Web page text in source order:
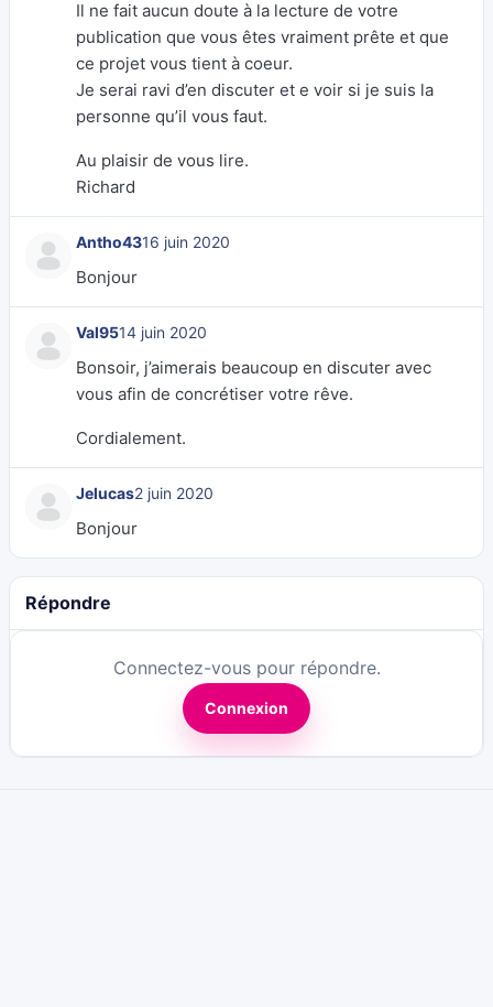
Il ne fait aucun doute à la lecture de votre
publication que vous êtes vraiment prête et que
ce projet vous tient à coeur.
Je serai ravi d’en discuter et e voir si je suis la
personne qu’il vous faut.
Au plaisir de vous lire.
Richard
Antho4316 juin 2020
Bonjour
Val9514 juin 2020
Bonsoir, j’aimerais beaucoup en discuter avec
vous afin de concrétiser votre rêve.
Cordialement.
Jelucas2 juin 2020
Bonjour
Répondre
Connectez-vous pour répondre.
Connexion